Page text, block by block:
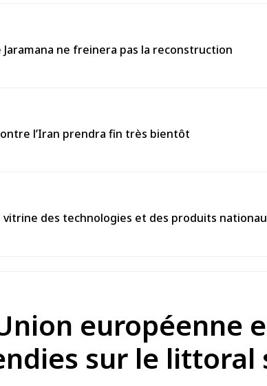
Jaramana ne freinera pas la reconstruction
l’Iran prendra fin très bientôt
vitrine des technologies et des produits
sur le littoral